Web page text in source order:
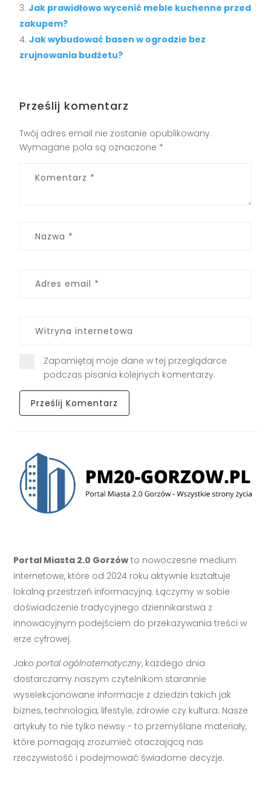
Jak prawidłowo wycenić meble kuchenne przed
zakupem?
Jak wybudować basen w ogrodzie bez
zrujnowania budżetu?
Prześlij komentarz
Twój adres email nie zostanie opublikowany.
Wymagane pola są oznaczone *
Zapamiętaj moje dane w tej przeglądarce
podczas pisania kolejnych komentarzy.
Portal Miasta 2.0 Gorzów to nowoczesne medium
internetowe, które od 2024 roku aktywnie kształtuje
lokalną przestrzeń informacyjną. Łączymy w sobie
doświadczenie tradycyjnego dziennikarstwa z
innowacyjnym podejściem do przekazywania treści w
erze cyfrowej.
Jakoportal ogólnotematyczny, każdego dnia
dostarczamy naszym czytelnikom starannie
wyselekcjonowane informacje z dziedzin takich jak
biznes, technologia, lifestyle, zdrowie czy kultura. Nasze
artykuły to nie tylko newsy - to przemyślane materiały,
które pomagają zrozumieć otaczającą nas
rzeczywistość i podejmować świadome decyzje.